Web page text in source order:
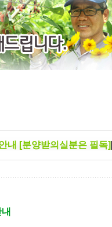
내 [분양받의실분은 필독]